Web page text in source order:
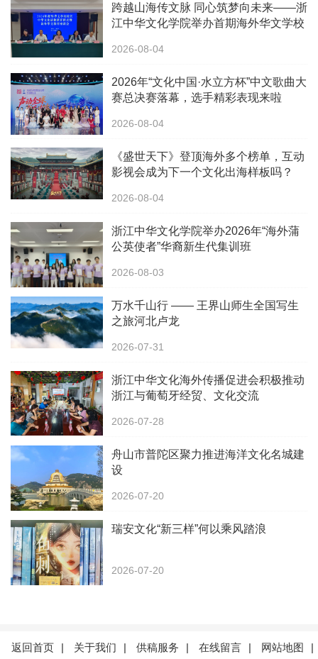
跨越山海传文脉 同心筑梦向未来——浙
江中华文化学院举办首期海外华文学校
2026-08-04
2026年“文化中国·水立方杯”中文歌曲大
赛总决赛落幕，选手精彩表现来啦
2026-08-04
《盛世天下》登顶海外多个榜单，互动
影视会成为下一个文化出海样板吗？
2026-08-04
浙江中华文化学院举办2026年“海外蒲
公英使者”华裔新生代集训班
2026-08-03
万水千山行 —— 王界山师生全国写生
之旅河北卢龙
2026-07-31
浙江中华文化海外传播促进会积极推动
浙江与葡萄牙经贸、文化交流
2026-07-28
舟山市普陀区聚力推进海洋文化名城建
设
2026-07-20
瑞安文化“新三样”何以乘风踏浪
2026-07-20
返回首页 | 关于我们 | 供稿服务 | 在线留言 | 网站地图 |